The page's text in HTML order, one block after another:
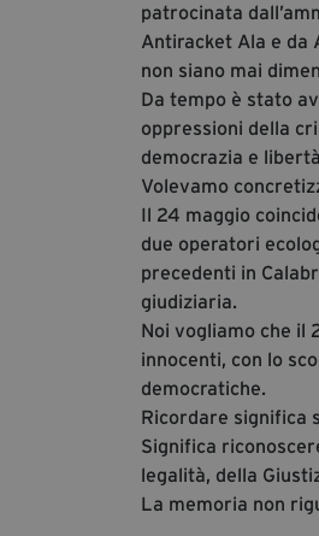
patrocinata
Antiracket Ala e da
non siano mai
Da tempo è stato
oppressioni della
democrazia e
Volevamo
Il 24 maggio
due operatori
precedenti in
giudiziaria.
Noi vogliamo che il
innocenti, con lo
democratiche.
Ricordare significa
Significa
legalità, della
La memoria non